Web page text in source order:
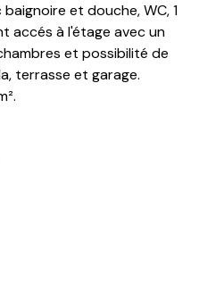
et douche, WC, 1
accés à l'étage avec un
et possibilité de
terrasse et garage.